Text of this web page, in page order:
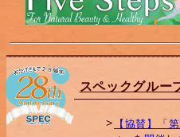
スペックグルー
【協賛】「